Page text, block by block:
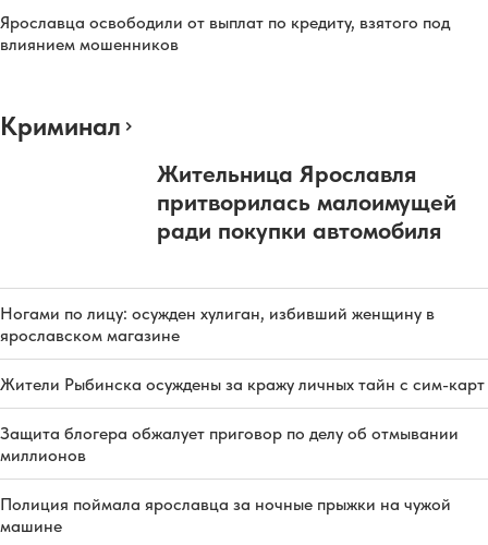
Ярославца освободили от выплат по кредиту, взятого под
влиянием мошенников
Криминал
Жительница Ярославля
притворилась малоимущей
ради покупки автомобиля
Ногами по лицу: осужден хулиган, избивший женщину в
ярославском магазине
Жители Рыбинска осуждены за кражу личных тайн с сим-карт
Защита блогера обжалует приговор по делу об отмывании
миллионов
Полиция поймала ярославца за ночные прыжки на чужой
машине